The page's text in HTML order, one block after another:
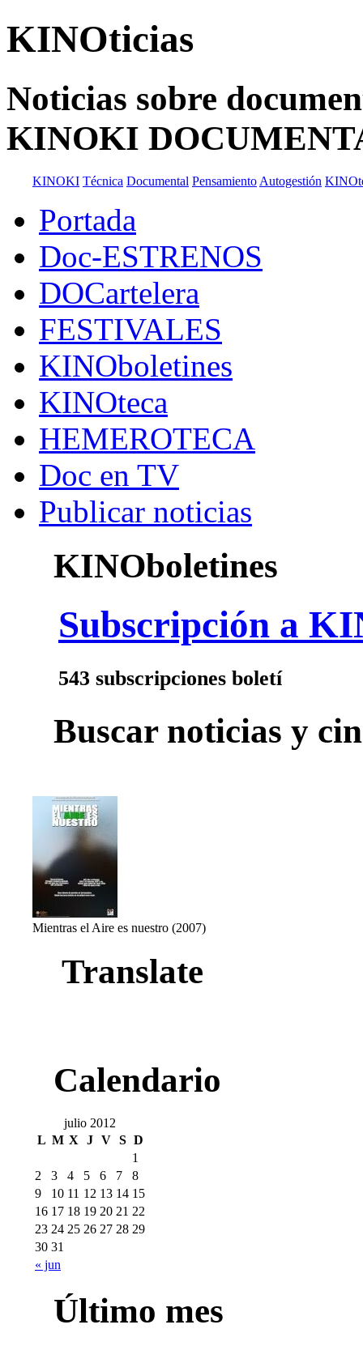
KINOticias
Noticias sobre
KINOKI
KINOKI Técnica Documental Pensamiento Autogestión
Portada
Doc-ESTRENOS
DOCartelera
FESTIVALES
KINOboletines
KINOteca
HEMEROTECA
Doc en TV
Publicar noticias
KINOboletines
Subscripción a
543 subscripciones boletí
Buscar noticias y
Mientras el Aire es nuestro (2007)
Translate
Calendario
julio 2012
L M X J V S D
« jun
1
2
3 4 5 6 7
8
9
10 11 12 13 14 15
16 17 18 19 20 21 22
23 24 25 26 27 28 29
30 31
Último mes